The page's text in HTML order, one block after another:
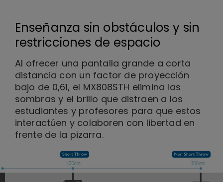
Enseñanza sin obstáculos y sin
restricciones de espacio
Al ofrecer una pantalla grande a corta
distancia con un factor de proyección
bajo de 0,61, el MX808STH elimina las
sombras y el brillo que distraen a los
estudiantes y profesores para que estos
interactúen y colaboren con libertad en
frente de la pizarra.